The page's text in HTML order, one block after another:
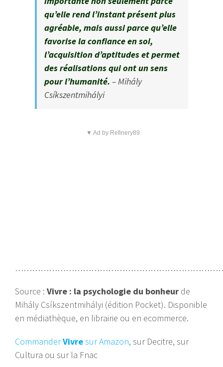
qu’elle rend l’instant présent plus
agréable, mais aussi parce qu’elle
favorise la confiance en soi,
l’acquisition d’aptitudes et permet
des réalisations qui ont un sens
pour l’humanité. – Mihály
Csíkszentmihályi
▼ Ad by Refinery89
Source : Vivre : la psychologie du bonheur de
Mihály Csíkszentmihályi (édition Pocket). Disponible
en médiathèque, en librairie ou en ecommerce.
CommanderVivresur Amazon, sur Decitre, sur
Cultura ou sur la Fnac